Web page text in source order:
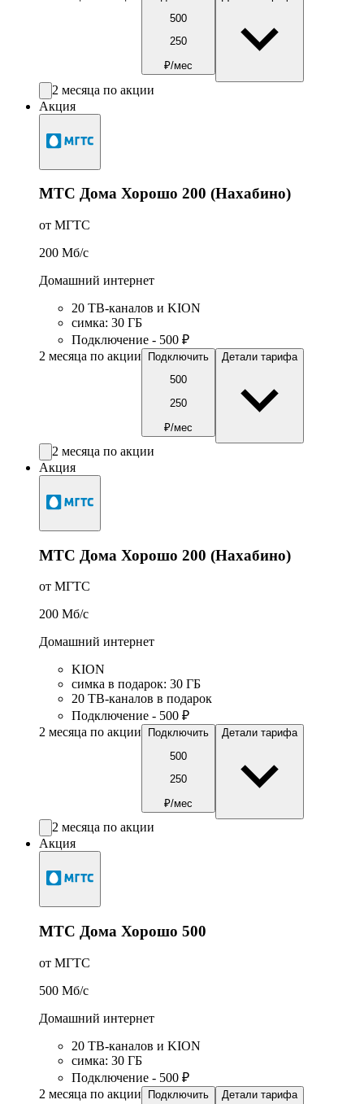
500
250
₽/мес
2 месяца по акции
Акция
МТС Дома Хорошо 200 (Нахабино)
от МГТС
200 Мб/c
Домашний интернет
20 ТВ-каналов и KION
симка: 30 ГБ
Подключение - 500 ₽
2 месяца по акции
Подключить
500
250
₽/мес
Детали тарифа
2 месяца по акции
Акция
МТС Дома Хорошо 200 (Нахабино)
от МГТС
200 Мб/c
Домашний интернет
KION
симка в подарок: 30 ГБ
20 ТВ-каналов в подарок
Подключение - 500 ₽
2 месяца по акции
Подключить
500
250
₽/мес
Детали тарифа
2 месяца по акции
Акция
МТС Дома Хорошо 500
от МГТС
500 Мб/c
Домашний интернет
20 ТВ-каналов и KION
симка: 30 ГБ
Подключение - 500 ₽
2 месяца по акции
Подключить
Детали тарифа